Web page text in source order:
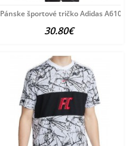
Pánske športové tričko Adidas A6102
30.80€